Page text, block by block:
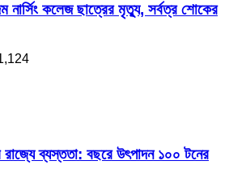
নার্সিং কলেজ ছাত্রের মৃত্যু, সর্বত্র শোকের
ব্যস্ততা: বছরে উৎপাদন ১০০ টনের